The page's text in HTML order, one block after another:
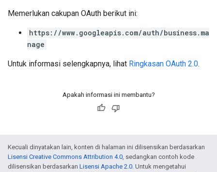
Memerlukan cakupan OAuth berikut ini:
https://www.googleapis.com/auth/business.ma
nage
Untuk informasi selengkapnya, lihat Ringkasan OAuth 2.0.
Apakah informasi ini membantu?
Kecuali dinyatakan lain, konten di halaman ini dilisensikan berdasarkan
Lisensi Creative Commons Attribution 4.0, sedangkan contoh kode
dilisensikan berdasarkan Lisensi Apache 2.0. Untuk mengetahui